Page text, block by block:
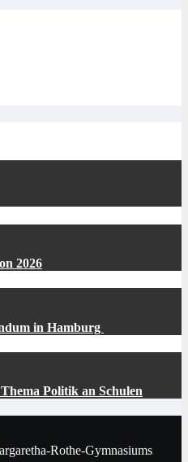
2026
in Hamburg
Politik an Schulen
Rothe-Gymnasiums